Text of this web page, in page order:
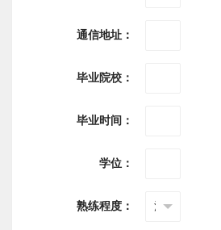
通信地址：
毕业院校：
毕业时间：
学位：
熟练程度：